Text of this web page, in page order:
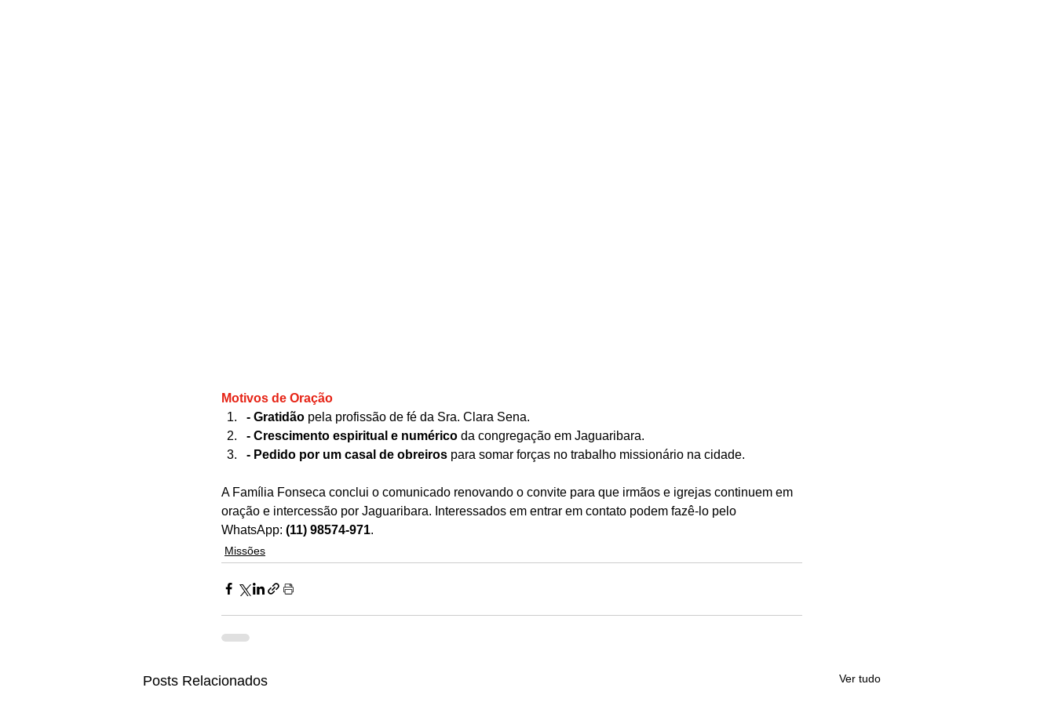
Motivos de Oração
- Gratidão pela profissão de fé da Sra. Clara Sena.
- Crescimento espiritual e numérico da congregação em Jaguaribara.
- Pedido por um casal de obreiros para somar forças no trabalho missionário na cidade.
A Família Fonseca conclui o comunicado renovando o convite para que irmãos e igrejas continuem em
oração e intercessão por Jaguaribara. Interessados em entrar em contato podem fazê-lo pelo
WhatsApp: (11) 98574-971.
Missões
Posts Relacionados Ver tudo